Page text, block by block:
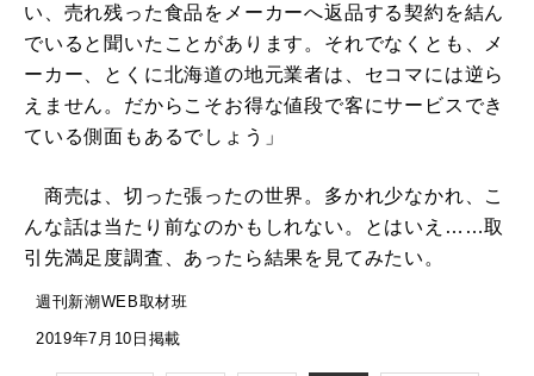
い、売れ残った食品をメーカーへ返品する契約を結ん
でいると聞いたことがあります。それでなくとも、メ
ーカー、とくに北海道の地元業者は、セコマには逆ら
えません。だからこそお得な値段で客にサービスでき
ている側面もあるでしょう」
商売は、切った張ったの世界。多かれ少なかれ、こ
んな話は当たり前なのかもしれない。とはいえ……取
引先満足度調査、あったら結果を見てみたい。
週刊新潮WEB取材班
2019年7月10日掲載